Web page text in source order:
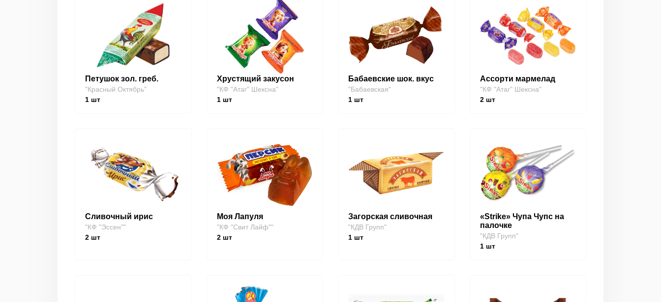
Петушок зол. греб.
"Красный Октябрь"
1 шт
Хрустящий закусон
"КФ "Атаг" Шексна"
1шт
Бабаевские шок. вкус
"Бабаевская"
1 шт
Ассорти мармелад
"КФ "Атаг" Шексна"
2шт
Сливочный ирис
"КФ "Эссен""
2 шт
Моя Лапуля
"КФ "Свит Лайф""
2шт
Загорская сливочная
"КДВ Групп"
1 шт
«Strike» Чупа Чупс на
палочке
"КДВ Групп"
1шт